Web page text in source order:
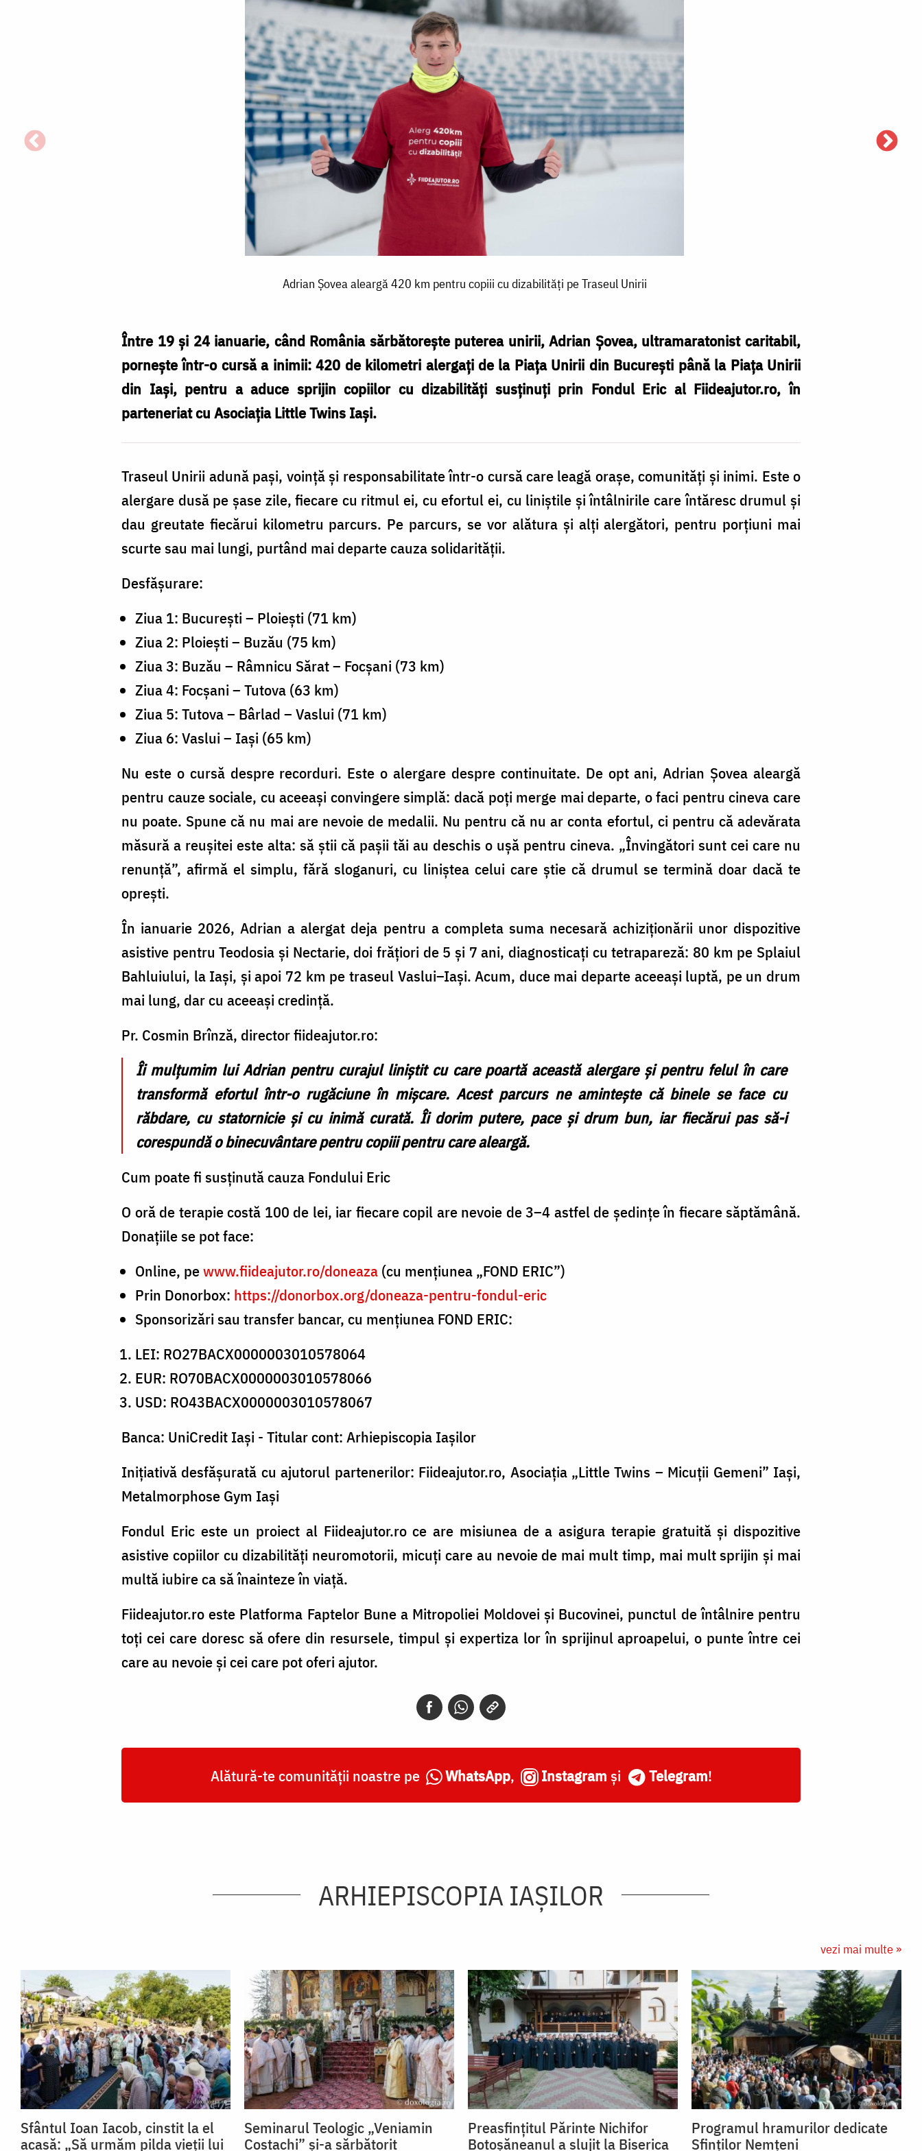
Adrian Șovea aleargă 420 km pentru copiii cu dizabilități pe Traseul Unirii
Între 19 și 24 ianuarie, când România sărbătorește puterea unirii, Adrian Șovea, ultramaratonist caritabil,
pornește într-o cursă a inimii: 420 de kilometri alergați de la Piața Unirii din București până la Piața Unirii
din Iași, pentru a aduce sprijin copiilor cu dizabilități susținuți prin Fondul Eric al Fiideajutor.ro, în
parteneriat cu Asociația Little Twins Iași.
Traseul Unirii adună pași, voință și responsabilitate într-o cursă care leagă orașe, comunități și inimi. Este o
alergare dusă pe șase zile, fiecare cu ritmul ei, cu efortul ei, cu liniștile și întâlnirile care întăresc drumul și
dau greutate fiecărui kilometru parcurs. Pe parcurs, se vor alătura și alți alergători, pentru porțiuni mai
scurte sau mai lungi, purtând mai departe cauza solidarității.
Desfășurare:
Ziua 1: București – Ploiești (71 km)
Ziua 2: Ploiești – Buzău (75 km)
Ziua 3: Buzău – Râmnicu Sărat – Focșani (73 km)
Ziua 4: Focșani – Tutova (63 km)
Ziua 5: Tutova – Bârlad – Vaslui (71 km)
Ziua 6: Vaslui – Iași (65 km)
Nu este o cursă despre recorduri. Este o alergare despre continuitate. De opt ani, Adrian Șovea aleargă
pentru cauze sociale, cu aceeași convingere simplă: dacă poți merge mai departe, o faci pentru cineva care
nu poate. Spune că nu mai are nevoie de medalii. Nu pentru că nu ar conta efortul, ci pentru că adevărata
măsură a reușitei este alta: să știi că pașii tăi au deschis o ușă pentru cineva. „Învingători sunt cei care nu
renunță”, afirmă el simplu, fără sloganuri, cu liniștea celui care știe că drumul se termină doar dacă te
oprești.
În ianuarie 2026, Adrian a alergat deja pentru a completa suma necesară achiziționării unor dispozitive
asistive pentru Teodosia și Nectarie, doi frățiori de 5 și 7 ani, diagnosticați cu tetrapareză: 80 km pe Splaiul
Bahluiului, la Iași, și apoi 72 km pe traseul Vaslui–Iași. Acum, duce mai departe aceeași luptă, pe un drum
mai lung, dar cu aceeași credință.
Pr. Cosmin Brînză, director fiideajutor.ro:
Îi mulțumim lui Adrian pentru curajul liniștit cu care poartă această alergare și pentru felul în care
transformă efortul într-o rugăciune în mișcare. Acest parcurs ne amintește că binele se face cu
răbdare, cu statornicie și cu inimă curată. Îi dorim putere, pace și drum bun, iar fiecărui pas să-i
corespundă o binecuvântare pentru copiii pentru care aleargă.
Cum poate fi susținută cauza Fondului Eric
O oră de terapie costă 100 de lei, iar fiecare copil are nevoie de 3–4 astfel de ședințe în fiecare săptămână.
Donațiile se pot face:
Online, pewww.fiideajutor.ro/doneaza (cu mențiunea „FOND ERIC”)
Prin Donorbox: https://donorbox.org/doneaza-pentru-fondul-eric
Sponsorizări sau transfer bancar, cu mențiunea FOND ERIC:
LEI: RO27BACX0000003010578064
EUR: RO70BACX0000003010578066
USD: RO43BACX0000003010578067
Banca: UniCredit Iași - Titular cont: Arhiepiscopia Iașilor
Inițiativă desfășurată cu ajutorul partenerilor: Fiideajutor.ro, Asociația „Little Twins – Micuții Gemeni” Iași,
Metalmorphose Gym Iași
Fondul Eric este un proiect al Fiideajutor.ro ce are misiunea de a asigura terapie gratuită și dispozitive
asistive copiilor cu dizabilități neuromotorii, micuți care au nevoie de mai mult timp, mai mult sprijin și mai
multă iubire ca să înainteze în viață.
Fiideajutor.ro este Platforma Faptelor Bune a Mitropoliei Moldovei și Bucovinei, punctul de întâlnire pentru
toți cei care doresc să ofere din resursele, timpul și expertiza lor în sprijinul aproapelui, o punte între cei
care au nevoie și cei care pot oferi ajutor.
Alătură-te comunității noastre pe WhatsApp, Instagram și Telegram!
ARHIEPISCOPIA IAŞILOR
vezi mai multe »
Sfântul Ioan Iacob, cinstit la el
acasă: „Să urmăm pilda vieții lui
Seminarul Teologic „Veniamin
Costachi” și-a sărbătorit
Preasfințitul Părinte Nichifor
Botoșăneanul a slujit la Biserica
Programul hramurilor dedicate
Sfinților Nemțeni